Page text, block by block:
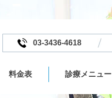
03-3436-4618
料金表 診療メニュー